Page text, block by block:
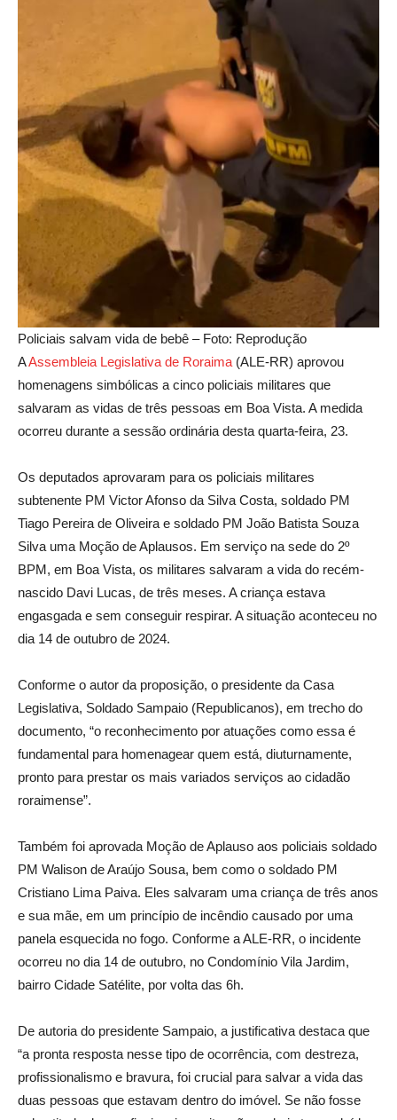
Policiais salvam vida de bebê – Foto: Reprodução
AAssembleia Legislativa de Roraima (ALE-RR) aprovou
homenagens simbólicas a cinco policiais militares que
salvaram as vidas de três pessoas em Boa Vista. A medida
ocorreu durante a sessão ordinária desta quarta-feira, 23.
Os deputados aprovaram para os policiais militares
subtenente PM Victor Afonso da Silva Costa, soldado PM
Tiago Pereira de Oliveira e soldado PM João Batista Souza
Silva uma Moção de Aplausos. Em serviço na sede do 2º
BPM, em Boa Vista, os militares salvaram a vida do recém-
nascido Davi Lucas, de três meses. A criança estava
engasgada e sem conseguir respirar. A situação aconteceu no
dia 14 de outubro de 2024.
Conforme o autor da proposição, o presidente da Casa
Legislativa, Soldado Sampaio (Republicanos), em trecho do
documento, “o reconhecimento por atuações como essa é
fundamental para homenagear quem está, diuturnamente,
pronto para prestar os mais variados serviços ao cidadão
roraimense”.
Também foi aprovada Moção de Aplauso aos policiais soldado
PM Walison de Araújo Sousa, bem como o soldado PM
Cristiano Lima Paiva. Eles salvaram uma criança de três anos
e sua mãe, em um princípio de incêndio causado por uma
panela esquecida no fogo. Conforme a ALE-RR, o incidente
ocorreu no dia 14 de outubro, no Condomínio Vila Jardim,
bairro Cidade Satélite, por volta das 6h.
De autoria do presidente Sampaio, a justificativa destaca que
“a pronta resposta nesse tipo de ocorrência, com destreza,
profissionalismo e bravura, foi crucial para salvar a vida das
duas pessoas que estavam dentro do imóvel. Se não fosse